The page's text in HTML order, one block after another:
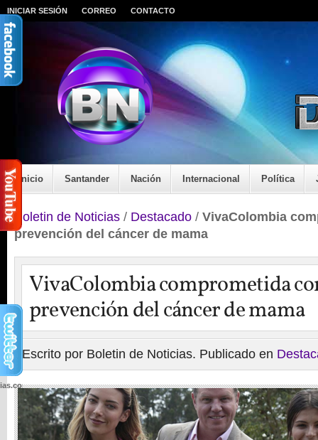
INICIAR SESIÓN CORREO CONTACTO
Inicio Santander Nación Internacional Política
Boletin de Noticias / Destacado / VivaColombia
prevención del cáncer de mama
VivaColombia comprometida
prevención del cáncer de mama
Escrito por Boletin de Noticias. Publicado en
wp-